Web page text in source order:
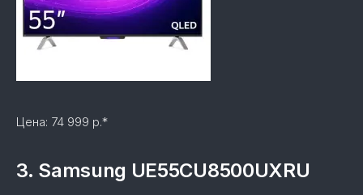
Цена: 74 999 р.*
3. Samsung UE55CU8500UXRU